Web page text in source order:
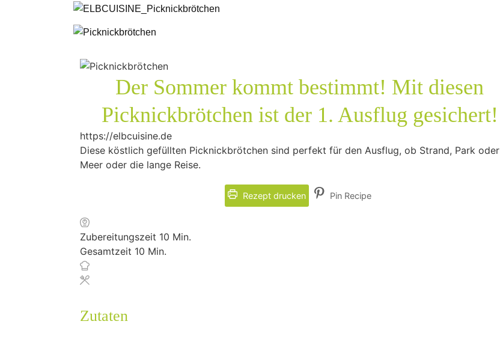
Der Sommer kommt bestimmt! Mit diesen
Picknickbrötchen ist der 1. Ausflug gesichert!
https://elbcuisine.de
Diese köstlich gefüllten Picknickbrötchen sind perfekt für den Ausflug, ob Strand, Park oder
Meer oder die lange Reise.
Rezept drucken Pin Recipe
Zubereitungszeit 10 Minuten
Min.
Gesamtzeit 10 Minuten
Min.
Zutaten